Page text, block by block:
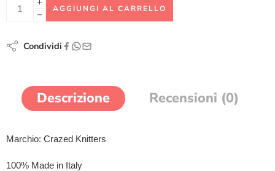
AGGIUNGI AL CARRELLO
Condividi
Descrizione Recensioni (0)
Marchio: Crazed Knitters
100% Made in Italy